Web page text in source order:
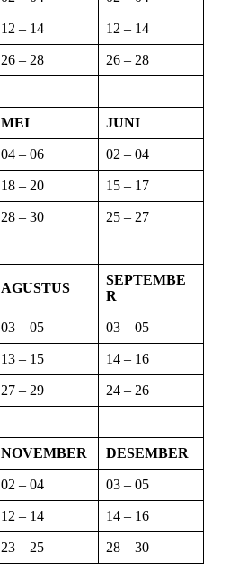
12 – 14 12 – 14
26 – 28 26 – 28
MEI JUNI
04 – 06 02 – 04
18 – 20 15 – 17
28 – 30 25 – 27
AGUSTUS
SEPTEMBE
R
03 – 05 03 – 05
13 – 15 14 – 16
27 – 29 24 – 26
NOVEMBER DESEMBER
02 – 04 03 – 05
12 – 14 14 – 16
23 – 25 28 – 30